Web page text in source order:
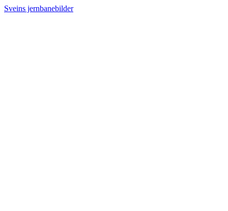
Sveins jernbanebilder